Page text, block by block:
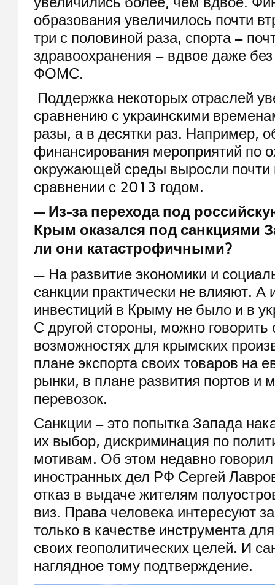
образования увеличилось почти
три с половиной раза, спорта –
здравоохранения – вдвое даже без
ФОМС.
Поддержка некоторых отраслей
сравнению с украинскими
разы, а в десятки раз. Например,
финансирования мероприятий по
окружающей среды выросли почти
сравнении с 2013 годом.
— Из-за перехода под
Крым оказался под санкциями
ли они катастрофичными?
— На развитие экономики и
санкции практически не влияют. А
инвестиций в Крыму не было и в
С другой стороны, можно
возможностях для крымских
плане экспорта своих товаров на
рынки, в плане развития портов и
перевозок.
Санкции – это попытка Запада
их выбор, дискриминация по
мотивам. Об этом недавно
иностранных дел РФ Сергей
отказ в выдаче жителям
виз. Права человека интересуют
только в качестве инструмента
своих геополитических целей. И
наглядное тому подтверждение.